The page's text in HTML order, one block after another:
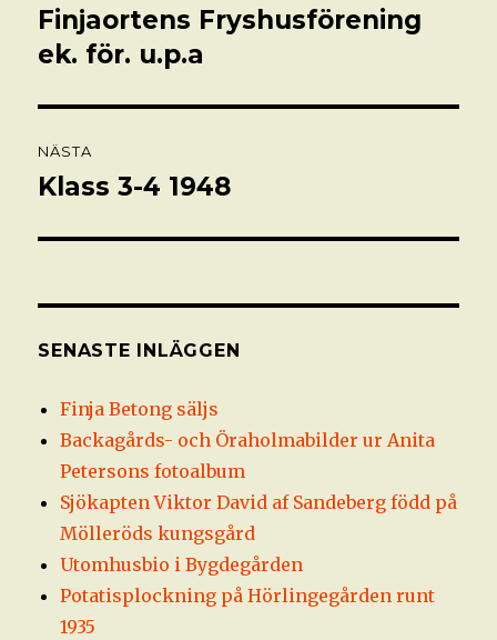
Föregående
inlägg:
Finjaortens Fryshusförening
ek. för. u.p.a
NÄSTA
Nästa
Klass 3-4 1948
SENASTE INLÄGGEN
Finja Betong säljs
Backagårds- och Öraholmabilder ur Anita
Petersons fotoalbum
Sjökapten Viktor David af Sandeberg född på
Mölleröds kungsgård
Utomhusbio i Bygdegården
Potatisplockning på Hörlingegården runt
1935